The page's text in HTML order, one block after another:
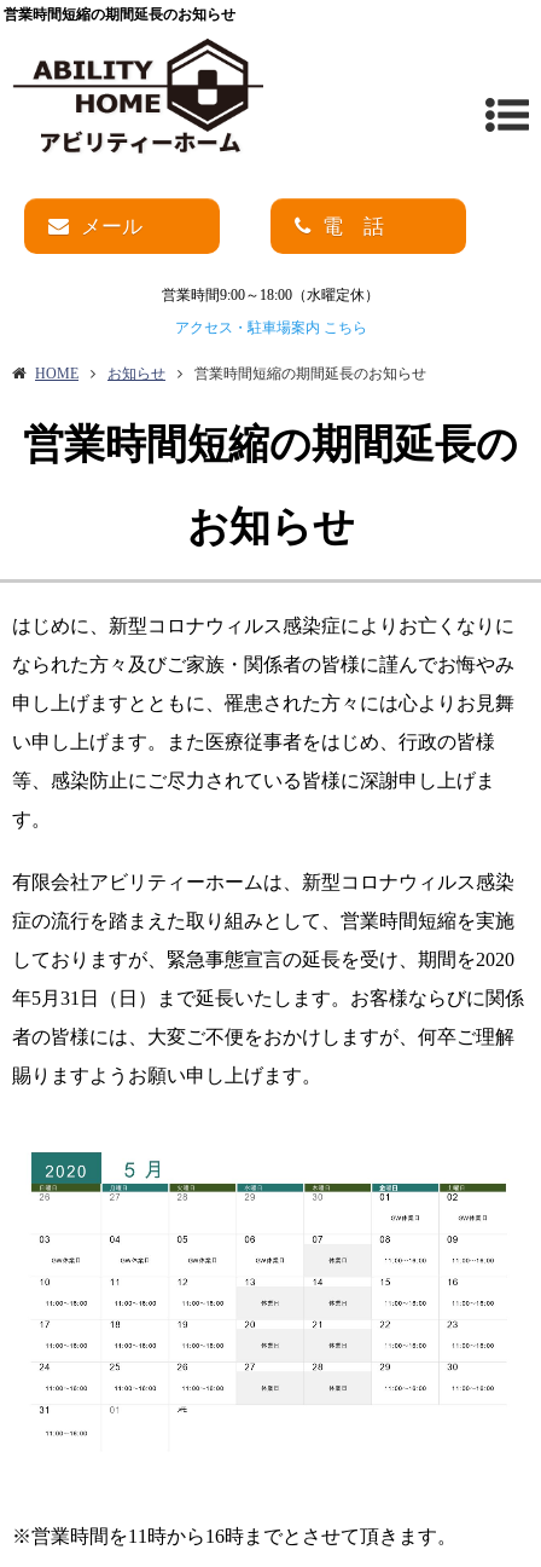
営業時間短縮の期間延長のお知らせ
メール 電 話
営業時間9:00～18:00（水曜定休）
アクセス・駐車場案内 こちら
HOME お知らせ 営業時間短縮の期間延長のお知らせ
営業時間短縮の期間延長の
お知らせ
はじめに、新型コロナウィルス感染症によりお亡くなりに
なられた方々及びご家族・関係者の皆様に謹んでお悔やみ
申し上げますとともに、罹患された方々には心よりお見舞
い申し上げます。また医療従事者をはじめ、行政の皆様
等、感染防止にご尽力されている皆様に深謝申し上げま
す。
有限会社アビリティーホームは、新型コロナウィルス感染
症の流行を踏まえた取り組みとして、営業時間短縮を実施
しておりますが、緊急事態宣言の延長を受け、期間を2020
年5月31日（日）まで延長いたします。お客様ならびに関係
者の皆様には、大変ご不便をおかけしますが、何卒ご理解
賜りますようお願い申し上げます。
※営業時間を11時から16時までとさせて頂きます。